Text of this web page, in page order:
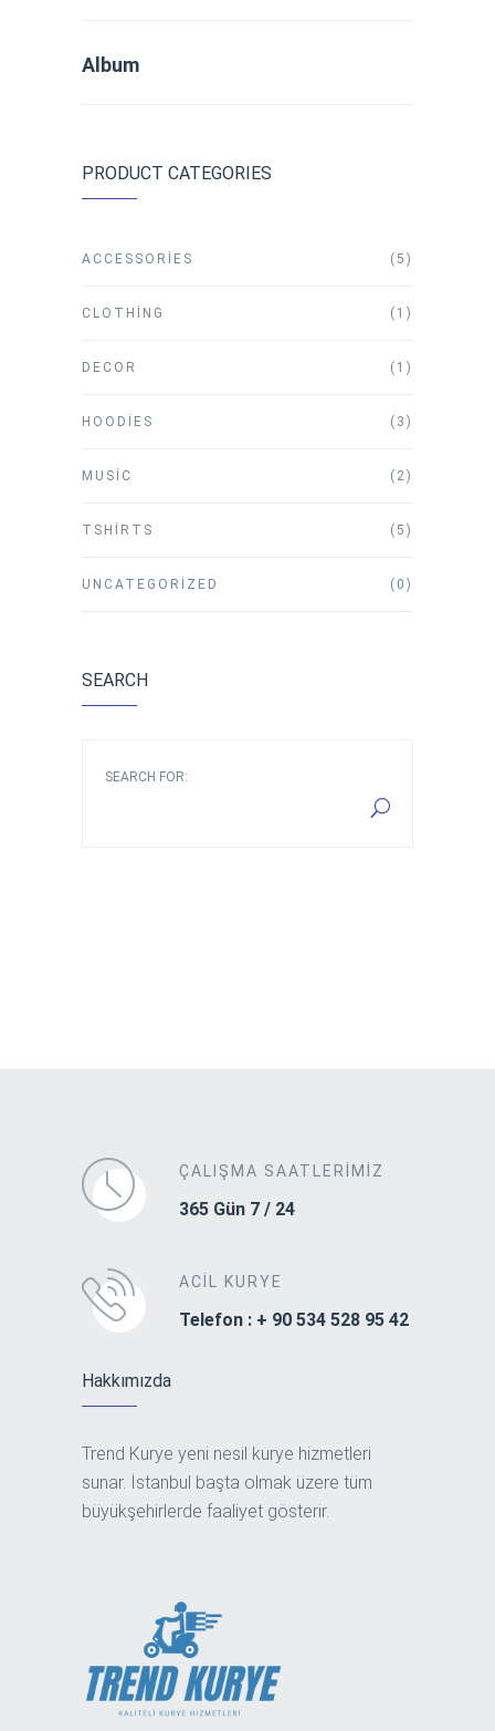
Album
PRODUCT CATEGORIES
ACCESSORIES (5)
CLOTHING (1)
DECOR (1)
HOODIES (3)
MUSIC (2)
TSHIRTS (5)
UNCATEGORIZED (0)
SEARCH
SEARCH FOR:
ÇALIŞMA SAATLERIMIZ
365 Gün 7 / 24
ACIL KURYE
Telefon : + 90 534 528 95 42
Hakkımızda
Trend Kurye yeni nesil kurye hizmetleri
sunar. İstanbul başta olmak üzere tüm
büyükşehirlerde faaliyet gösterir.